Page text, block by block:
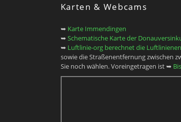
Karten & Webcams
➥ Karte Immendingen
➥ Schematische Karte der
➥ Luftlinie-org berechnet die
sowie die Straßenentfernung zwischen
Sie noch wählen. Voreingetragen ist ➥